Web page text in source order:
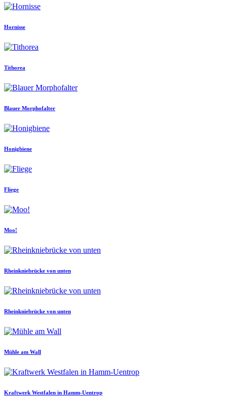
Hornisse
Tithorea
Blauer Morphofalter
Honigbiene
Fliege
Moo!
Rheinkniebrücke von unten
Rheinkniebrücke von unten
Mühle am Wall
Kraftwerk Westfalen in Hamm-Uentrop